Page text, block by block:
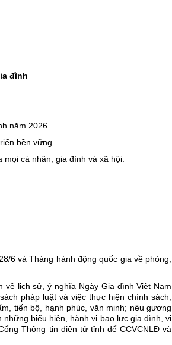
đình
năm 2026.
bền vững.
cá nhân, gia đình và xã hội.
6 và Tháng hành động quốc gia về phòng,
lịch sử, ý nghĩa Ngày Gia đình Việt Nam
pháp luật và việc thực hiện chính sách,
tiến bộ, hạnh phúc, văn minh; nêu gương
biểu hiện, hành vi bạo lực gia đình, vi
Thông tin điện tử tỉnh để CCVCNLĐ và